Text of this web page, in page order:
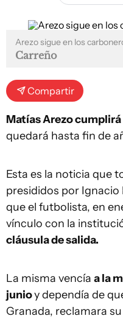
Arezo sigue en los
Carreño
Compartir
Matías Arezo
quedará hasta fin de
Esta es la noticia que
presididos por
que el futbolista, en
vínculo con la
cláusula de salida.
La misma vencía a la
junioy dependía de
Granada, reclamara